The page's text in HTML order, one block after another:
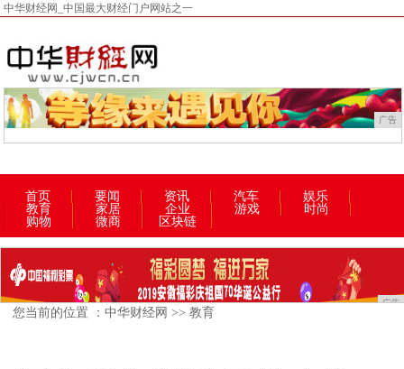
中华财经网_中国最大财经门户网站之一
广告
首页 要闻 资讯 汽车
娱乐
教育
家居 企业 游戏
时尚
购物
微商 区块链
广告
您当前的位置 ：中华财经网 >>教育